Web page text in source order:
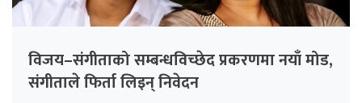
विजय–संगीताको सम्बन्धविच्छेद प्रकरणमा नयाँ मोड,
संगीता‍ले फिर्ता लिइन् निवेदन